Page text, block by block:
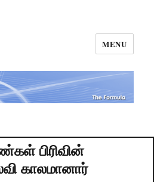
MENU
பிரிவின்
காலமானார்